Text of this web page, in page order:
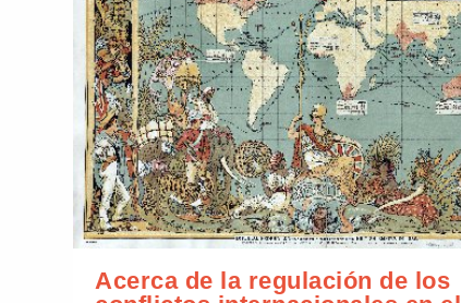
Acerca de la regulación de los